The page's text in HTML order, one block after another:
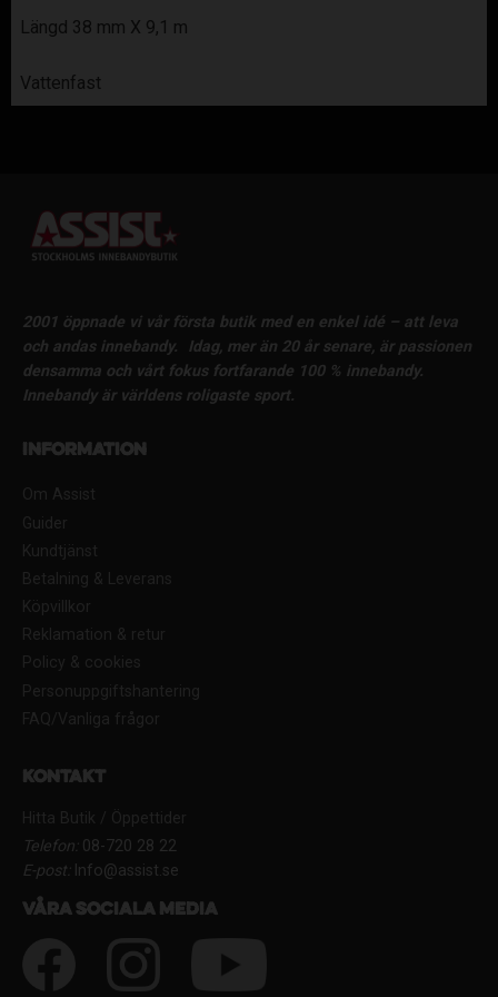
Längd 38 mm X 9,1 m
Vattenfast
2001 öppnade vi vår första butik med en enkel idé – att leva
och andas innebandy.
Idag, mer än 20 år senare, är passionen
densamma och vårt fokus fortfarande 100 % innebandy.
Innebandy är världens roligaste sport.
Information
Om Assist
Guider
Kundtjänst
Betalning & Leverans
Köpvillkor
Reklamation & retur
Policy & cookies
Personuppgiftshantering
FAQ/Vanliga frågor
Kontakt
Hitta Butik / Öppettider
Telefon:08-720 28 22
E-post:Info@assist.se
Våra sociala media